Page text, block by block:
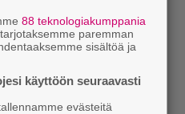
88 teknologiakumppania
paremman
sisältöä ja
käyttöön seuraavasti
evästeitä